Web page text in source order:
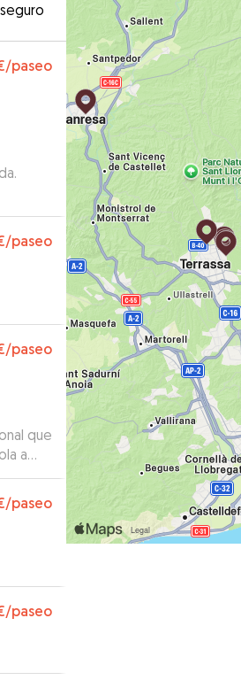
seguro
/paseo
/paseo
/paseo
que
a
/paseo
/paseo